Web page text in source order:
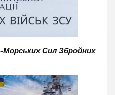
Морських Сил Збройних